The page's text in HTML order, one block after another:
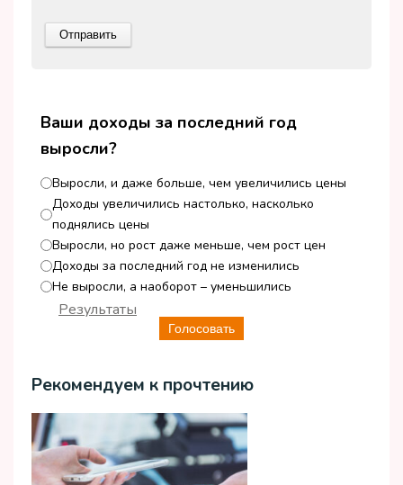
Ваши доходы за последний год
выросли?
Выросли, и даже больше, чем увеличились цены
Доходы увеличились настолько, насколько
поднялись цены
Выросли, но рост даже меньше, чем рост цен
Доходы за последний год не изменились
Не выросли, а наоборот – уменьшились
Голосовать
Результаты
Рекомендуем к прочтению